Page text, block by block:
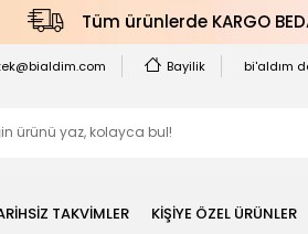
Tüm ürünlerde KARGO
Bayilik bi'aldım
TAKVİMLER KİŞİYE ÖZEL ÜRÜNLER